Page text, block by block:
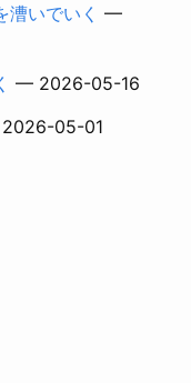
漕いでいく —
— 2026-05-16
05-01